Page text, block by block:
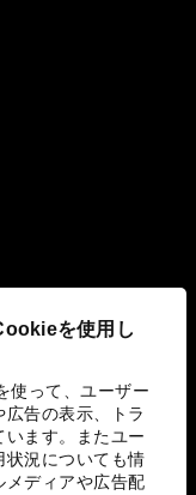
を使用し
使って、ユーザー
告の表示、トラ
ます。またユー
状況についても情
メディアや広告配